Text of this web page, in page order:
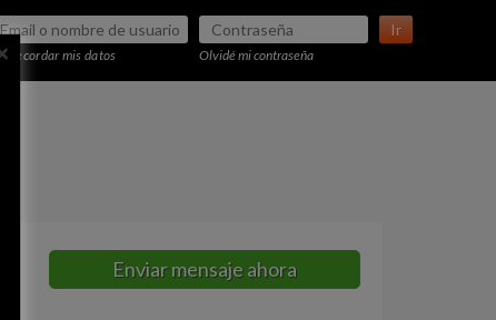
Ir
Recordar mis datos Olvidé mi contraseña
Enviar mensaje ahora